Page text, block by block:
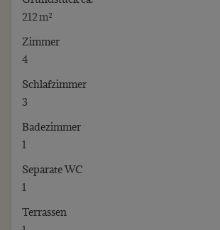
212 m²
Zimmer
4
Schlafzimmer
3
Badezimmer
1
Separate WC
1
Terrassen